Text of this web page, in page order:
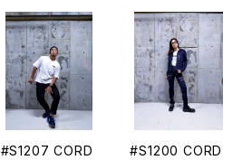
#S1207 CORD
#S1200 CORD